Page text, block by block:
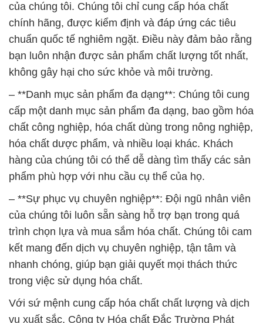
của chúng tôi. Chúng tôi chỉ cung cấp hóa chất
chính hãng, được kiểm định và đáp ứng các tiêu
chuẩn quốc tế nghiêm ngặt. Điều này đảm bảo rằng
bạn luôn nhận được sản phẩm chất lượng tốt nhất,
không gây hại cho sức khỏe và môi trường.
– **Danh mục sản phẩm đa dạng**: Chúng tôi cung
cấp một danh mục sản phẩm đa dạng, bao gồm hóa
chất công nghiệp, hóa chất dùng trong nông nghiệp,
hóa chất dược phẩm, và nhiều loại khác. Khách
hàng của chúng tôi có thể dễ dàng tìm thấy các sản
phẩm phù hợp với nhu cầu cụ thể của họ.
– **Sự phục vụ chuyên nghiệp**: Đội ngũ nhân viên
của chúng tôi luôn sẵn sàng hỗ trợ bạn trong quá
trình chọn lựa và mua sắm hóa chất. Chúng tôi cam
kết mang đến dịch vụ chuyên nghiệp, tận tâm và
nhanh chóng, giúp bạn giải quyết mọi thách thức
trong việc sử dụng hóa chất.
Với sứ mệnh cung cấp hóa chất chất lượng và dịch
vụ xuất sắc, Công ty Hóa chất Đắc Trường Phát